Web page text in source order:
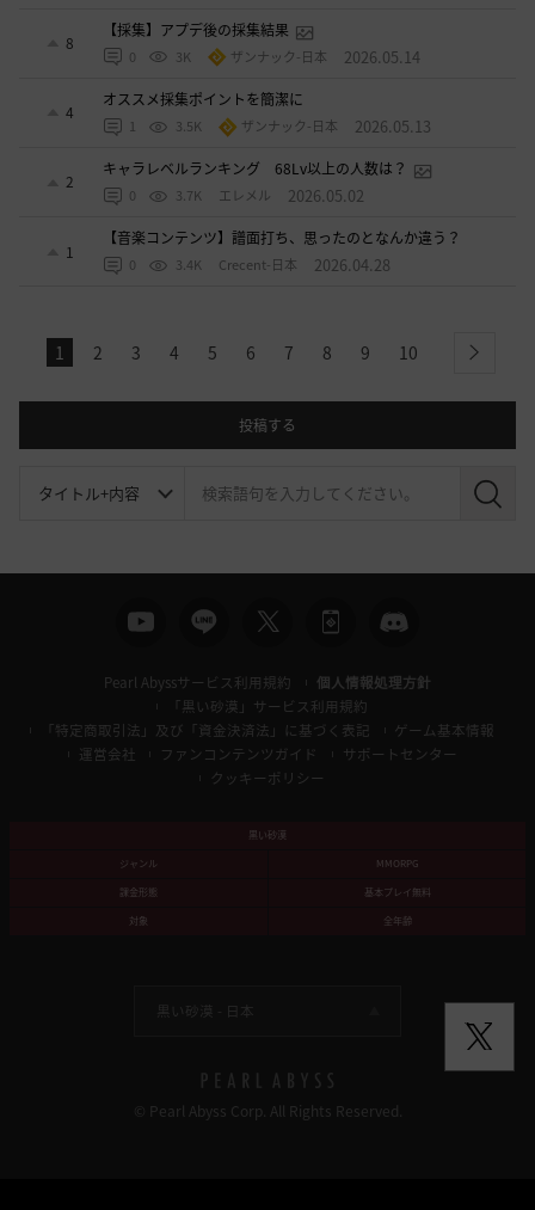
8
【採集】アプデ後の採集結果
0 3K ザンナック-日本 2026.05.14
4
オススメ採集ポイントを簡潔に
1 3.5K ザンナック-日本 2026.05.13
2
キャラレベルランキング 68Lv以上の人数は？
0 3.7K エレメル 2026.05.02
1
【音楽コンテンツ】譜面打ち、思ったのとなんか違う？
0 3.4K Crecent-日本 2026.04.28
1 2 3 4 5 6 7 8 9 10 next
投稿する
検
Pearl Abyssサービス利用規約
個人情報処理方針
「黒い砂漠」サービス利用規約
「特定商取引法」及び「資金決済法」に基づく表記
ゲーム基本情報
運営会社
ファンコンテンツガイド
サポートセンター
クッキーポリシー
黒い砂漠
ジャンル
MMORPG
課金形態
基本プレイ無料
対象
全年齢
黒い砂漠 - 日本
© Pearl Abyss Corp. All Rights Reserved.